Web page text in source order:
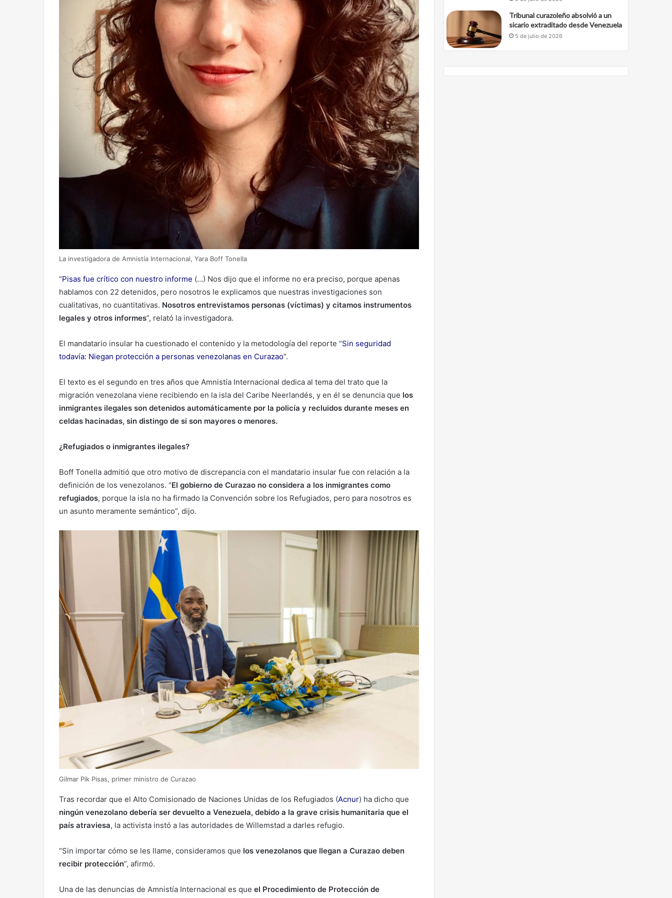
La investigadora de Amnistía Internacional, Yara Boff Tonella
“Pisas fue crítico con nuestro informe (…) Nos dijo que el informe no era preciso, porque apenas
hablamos con 22 detenidos, pero nosotros le explicamos que nuestras investigaciones son
cualitativas, no cuantitativas. Nosotros entrevistamos personas (víctimas) y citamos instrumentos
legales y otros informes”, relató la investigadora.
El mandatario insular ha cuestionado el contenido y la metodología del reporte “Sin seguridad
todavía: Niegan protección a personas venezolanas en Curazao”.
El texto es el segundo en tres años que Amnistía Internacional dedica al tema del trato que la
migración venezolana viene recibiendo en la isla del Caribe Neerlandés, y en él se denuncia que los
inmigrantes ilegales son detenidos automáticamente por la policía y recluidos durante meses en
celdas hacinadas, sin distingo de si son mayores o menores.
¿Refugiados o inmigrantes ilegales?
Boff Tonella admitió que otro motivo de discrepancia con el mandatario insular fue con relación a la
definición de los venezolanos. “El gobierno de Curazao no considera a los inmigrantes como
refugiados, porque la isla no ha firmado la Convención sobre los Refugiados, pero para nosotros es
un asunto meramente semántico”, dijo.
Gilmar Pik Pisas, primer ministro de Curazao
Tras recordar que el Alto Comisionado de Naciones Unidas de los Refugiados (Acnur) ha dicho que
ningún venezolano debería ser devuelto a Venezuela, debido a la grave crisis humanitaria que el
país atraviesa, la activista instó a las autoridades de Willemstad a darles refugio.
“Sin importar cómo se les llame, consideramos que los venezolanos que llegan a Curazao deben
recibir protección”, afirmó.
Una de las denuncias de Amnistía Internacional es que el Procedimiento de Protección de
Tribunal curazoleño absolvió a un
sicario extraditado desde Venezuela
5 de julio de 2026